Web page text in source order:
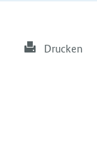
Drucken